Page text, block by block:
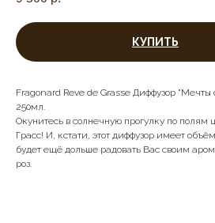
КУПИТЬ
Fragonard Reve de Grasse Диффузор "Мечты
250мл.
Окунитесь в солнечную прогулку по
Грасс! И, кстати, этот диффузор имеет
будет ещё дольше радовать Вас своим
роз.